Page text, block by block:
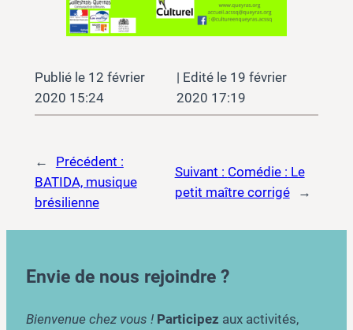
12 février
2020 15:24
19 février
2020 17:19
←
Précédent :
BATIDA, musique
brésilienne
Suivant : Comédie : Le
petit maître corrigé
→
Envie de nous rejoindre ?
Bienvenue chez vous ! Participez aux activités,